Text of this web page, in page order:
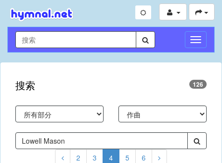
切
換
導
搜索 126
2 3 4 5 6